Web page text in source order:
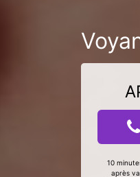
10
après